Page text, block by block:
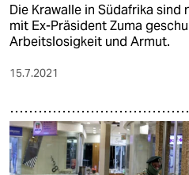
Die Krawalle in Südafrika
mit Ex-Präsident Zuma
Arbeitslosigkeit und Armut.
15.7.2021